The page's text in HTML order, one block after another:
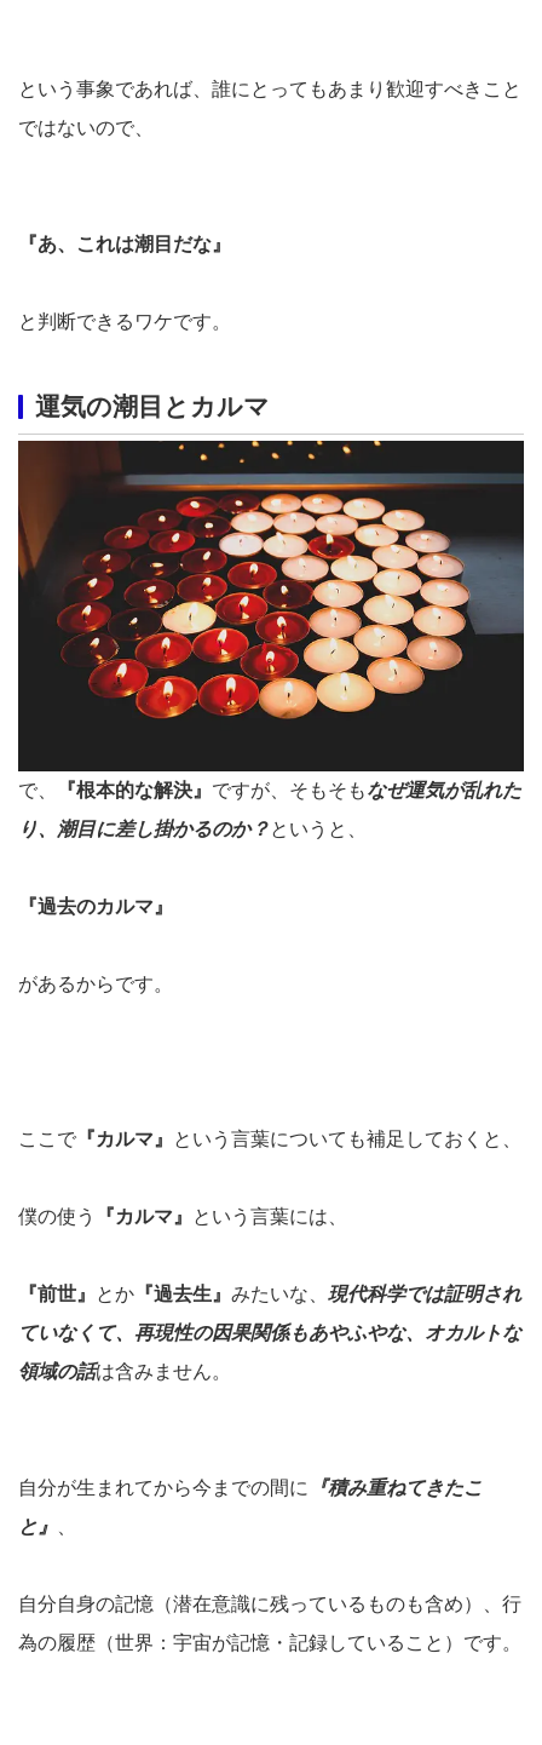
という事象であれば、誰にとってもあまり歓迎すべきこと
ではないので、
『あ、これは潮目だな』
と判断できるワケです。
運気の潮目とカルマ
で、 『根本的な解決』 ですが、そもそもなぜ運気が乱れた
り、潮目に差し掛かるのか？というと、
『過去のカルマ』
があるからです。
ここで 『カルマ』 という言葉についても補足しておくと、
僕の使う 『カルマ』 という言葉には、
『前世』 とか 『過去生』 みたいな、 現代科学では証明され
ていなくて、再現性の因果関係もあやふやな、オカルトな
領域の話は含みません。
自分が生まれてから今までの間に
『積み重ねてきたこ
と』
自分自身の記憶（潜在意識に残っているものも含め）、行
為の履歴（世界：宇宙が記憶・記録していること）です。